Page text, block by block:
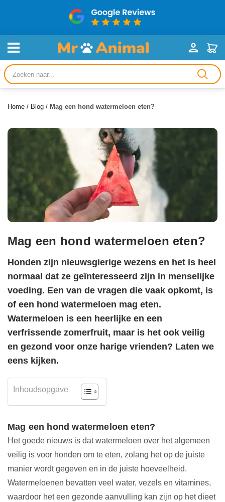
Producten
zoeken
Home / Blog / Mag een hond watermeloen eten?
Mag een hond watermeloen eten?
Honden zijn nieuwsgierige wezens en het is heel
normaal dat ze geïnteresseerd zijn in menselijke
voeding. Een van de vragen die vaak opkomt, is
of een hond watermeloen mag eten.
Watermeloen is een heerlijke en een
verfrissende zomerfruit, maar is het ook veilig
en gezond voor onze harige vrienden? Laten we
eens kijken.
Inhoudsopgave
Mag een hond watermeloen eten?
Het goede nieuws is dat watermeloen over het algemeen
veilig is voor honden om te eten, zolang het op de juiste
manier wordt gegeven en in de juiste hoeveelheid.
Watermeloenen bevatten veel water, vezels en vitamines,
waardoor het een gezonde aanvulling kan zijn op het dieet